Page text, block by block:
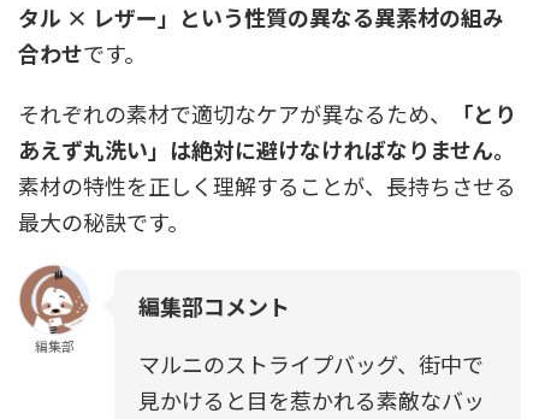
タル × レザー」という性質の異なる異素材の組み
合わせです。
それぞれの素材で適切なケアが異なるため、
「とり
あえず丸洗い」は絶対に避けなければなりません。
素材の特性を正しく理解することが、長持ちさせる
最大の秘訣です。
編集部
編集部コメント
マルニのストライプバッグ、街中で
見かけると目を惹かれる素敵なバッ